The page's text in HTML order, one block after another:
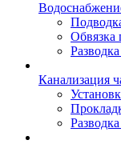
Обвязка
Канализация